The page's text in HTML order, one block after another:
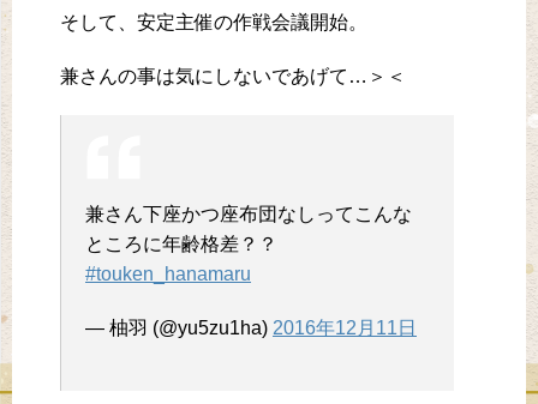
そして、安定主催の作戦会議開始。
兼さんの事は気にしないであげて…＞＜
兼さん下座かつ座布団なしってこんな
ところに年齢格差？？
#touken_hanamaru
— 柚羽 (@yu5zu1ha) 2016年12月11日